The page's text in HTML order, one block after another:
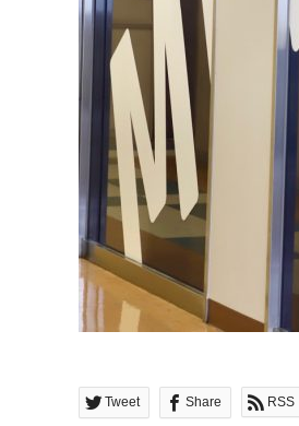
Tweet Share RSS